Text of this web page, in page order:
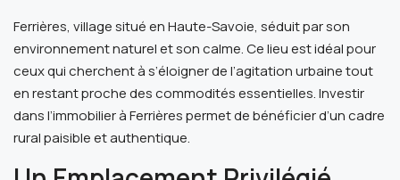
Ferrières, village situé en Haute-Savoie, séduit par son
environnement naturel et son calme. Ce lieu est idéal pour
ceux qui cherchent à s’éloigner de l’agitation urbaine tout
en restant proche des commodités essentielles. Investir
dans l’immobilier à Ferrières permet de bénéficier d’un cadre
rural paisible et authentique.